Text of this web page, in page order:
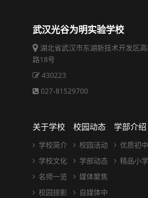
武汉光谷为明实验学校
湖北省武汉市东湖新技术开发区
路18号
430223
027-81529700
关于学校
学校简介
学校文化
名师一览
校园掠影
校园动态
校园活动
学部动态
媒体聚焦
自媒体中
学部介绍
优质初中
精品小学